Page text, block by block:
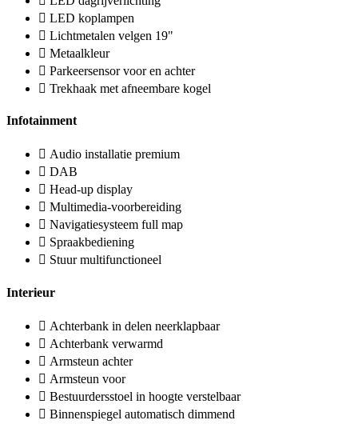
LED koplampen
Lichtmetalen velgen 19"
Metaalkleur
Parkeersensor voor en achter
Trekhaak met afneembare kogel
Infotainment
Audio installatie premium
DAB
Head-up display
Multimedia-voorbereiding
Navigatiesysteem full map
Spraakbediening
Stuur multifunctioneel
Interieur
Achterbank in delen neerklapbaar
Achterbank verwarmd
Armsteun achter
Armsteun voor
Bestuurdersstoel in hoogte verstelbaar
Binnenspiegel automatisch dimmend